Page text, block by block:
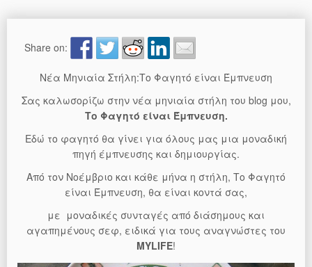
Share on:
Νέα Μηνιαία Στήλη:Το Φαγητό είναι Έμπνευση
Σας καλωσορίζω στην νέα μηνιαία στήλη του blog μου,
Το Φαγητό είναι Έμπνευση.
Εδώ το φαγητό θα γίνει για όλους μας μια μοναδική
πηγή έμπνευσης και δημιουργίας.
Από τον Νοέμβριο και κάθε μήνα η στήλη, Το Φαγητό
είναι Έμπνευση, θα είναι κοντά σας,
με μοναδικές συνταγές από διάσημους και
αγαπημένους σεφ, ειδικά για τους αναγνώστες του
MYLIFE!